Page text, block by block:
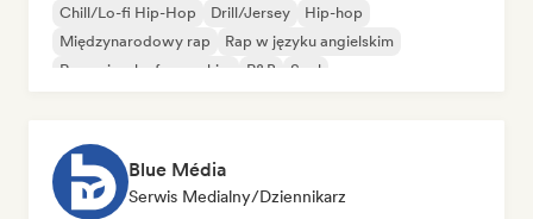
Chill/Lo-fi Hip-Hop Drill/Jersey
Hip-hop
Międzynarodowy rap
Rap w języku angielskim
Rap w języku francuskim
R&B Soul
Blue Média
Serwis Medialny/Dziennikarz